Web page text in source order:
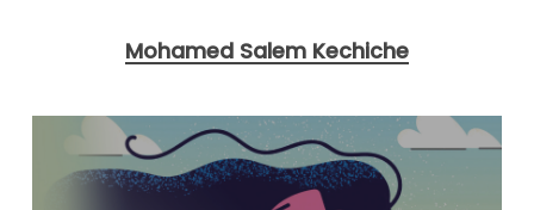
Mohamed Salem Kechiche